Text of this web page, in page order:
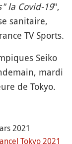
la Covid-19",
sanitaire,
TV Sports.
Seiko
mardi
de Tokyo.
2021
Tokyo 2021